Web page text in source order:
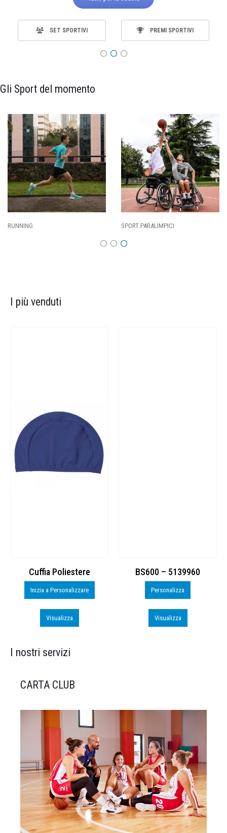
SET SPORTIVI PREMI SPORTIVI
Gli Sport del momento
CALCIO
I più venduti
Cuffia Poliestere
Inizia a Personalizzare
Visualizza
BS600 – 5139960
Personalizza
Visualizza
I nostri servizi
CARTA CLUB